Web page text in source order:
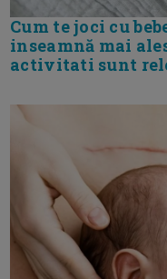
Cum te joci cu
inseamnă mai
activitati sunt